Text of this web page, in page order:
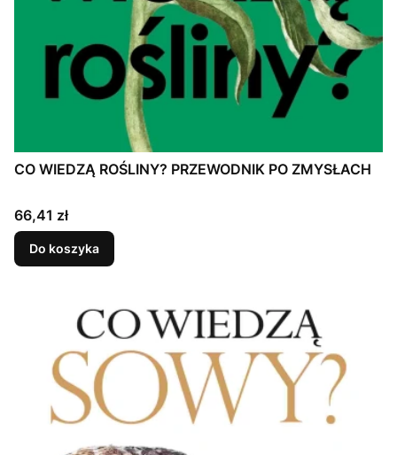
CO WIEDZĄ ROŚLINY? PRZEWODNIK PO ZMYSŁACH
Cena
66,41 zł
Do koszyka